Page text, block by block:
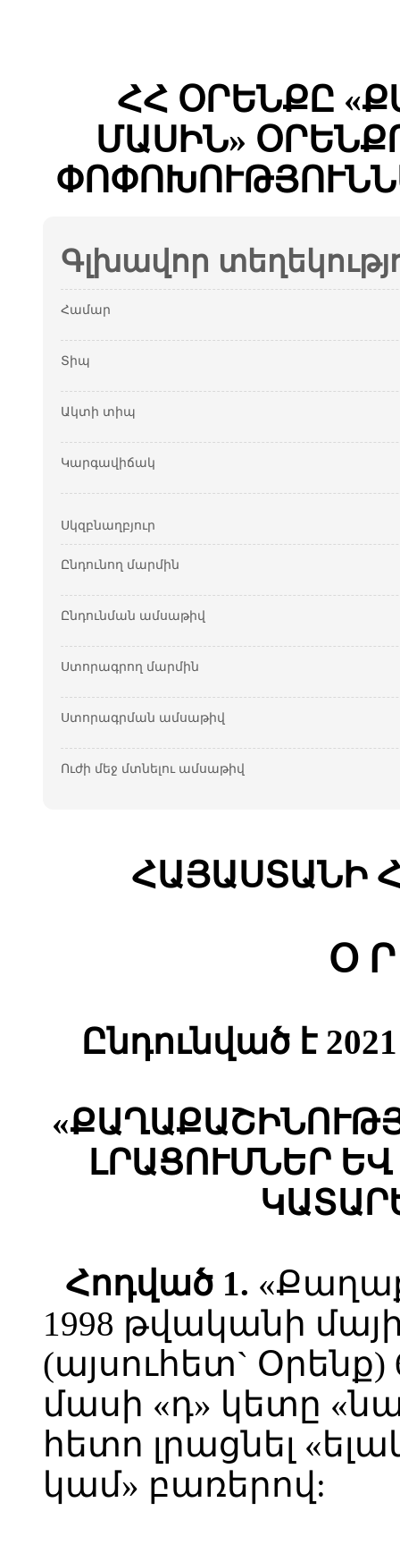
ՀՀ ՕՐԵՆՔԸ
ՄԱՍԻՆ»
Գլխավոր
Համար
Տիպ
Ակտի տիպ
Կարգավիճակ
Սկզբնաղբյուր
Ընդունող մարմին
Ընդունման ամսաթիվ
Ստորագրող մարմին
Ստորագրման ամսաթիվ
Ուժի մեջ մտնելու ամսաթիվ
ՀԱՅԱՍՏԱՆԻ
Օ
Ընդունված է
«
ԼՐԱՑՈՒՄՆԵՐ ԵՎ
Հոդված 1.
1998 թվականի
(այսուհետ` Օրենք)
մասի «դ» կետը
հետո լրացնել
կամ» բառերով: